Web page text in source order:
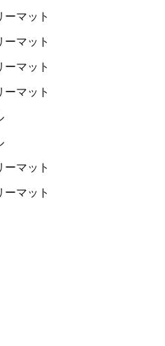
マット
マット
ット
マット
マット
ット